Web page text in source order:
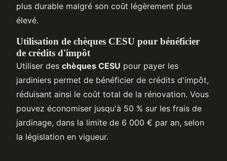
plus durable malgré son coût légèrement plus
élevé.
Utilisation de chèques CESU pour bénéficier
de crédits d'impôt
Utiliser des chèques CESU pour payer les
jardiniers permet de bénéficier de crédits d'impôt,
réduisant ainsi le coût total de la rénovation. Vous
pouvez économiser jusqu'à 50 % sur les frais de
jardinage, dans la limite de 6 000 € par an, selon
la législation en vigueur.